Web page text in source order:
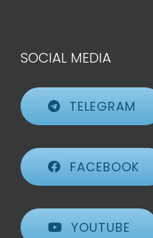
SOCIAL MEDIA
TELEGRAM
FACEBOOK
YOUTUBE